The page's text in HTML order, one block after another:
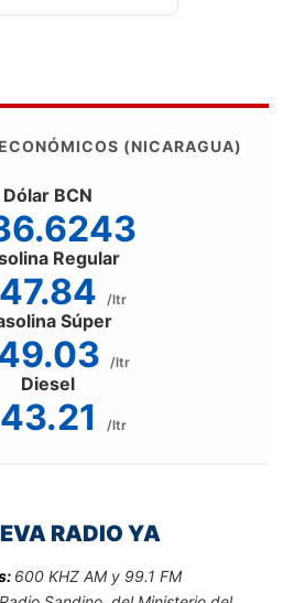
(NICARAGUA)
Dólar BCN
Regular
47.84 /ltr
Súper
/ltr
Diesel
43.21 /ltr
RADIO YA
600 KHZ AM y 99.1 FM